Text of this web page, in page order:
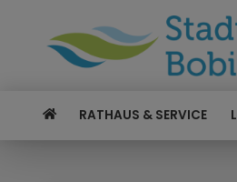
RATHAUS & SERVICE